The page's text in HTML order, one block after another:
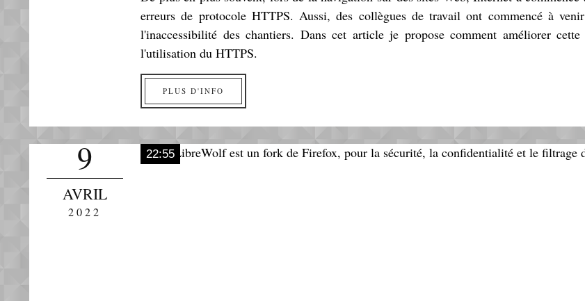
erreurs de protocole HTTPS. Aussi, des collègues de travail ont commencé à
l'inaccessibilité des chantiers. Dans cet article je propose comment améliorer
l'utilisation du HTTPS.
PLUS D'INFO
9
AVRIL
2022
22:55